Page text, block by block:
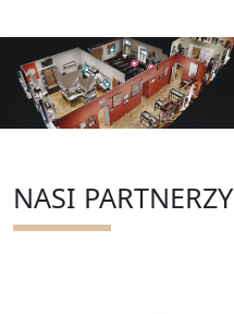
NASI PARTNERZY